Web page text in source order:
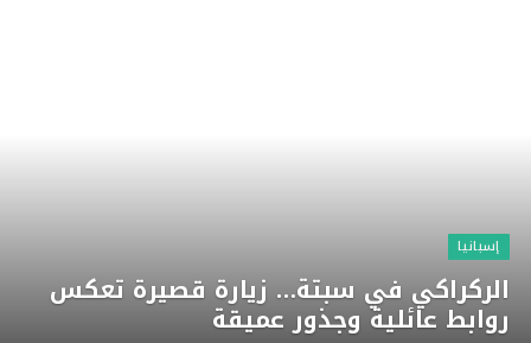
إسبانيا
الركراكي في سبتة… زيارة قصيرة تعكس
روابط عائلية وجذور عميقة